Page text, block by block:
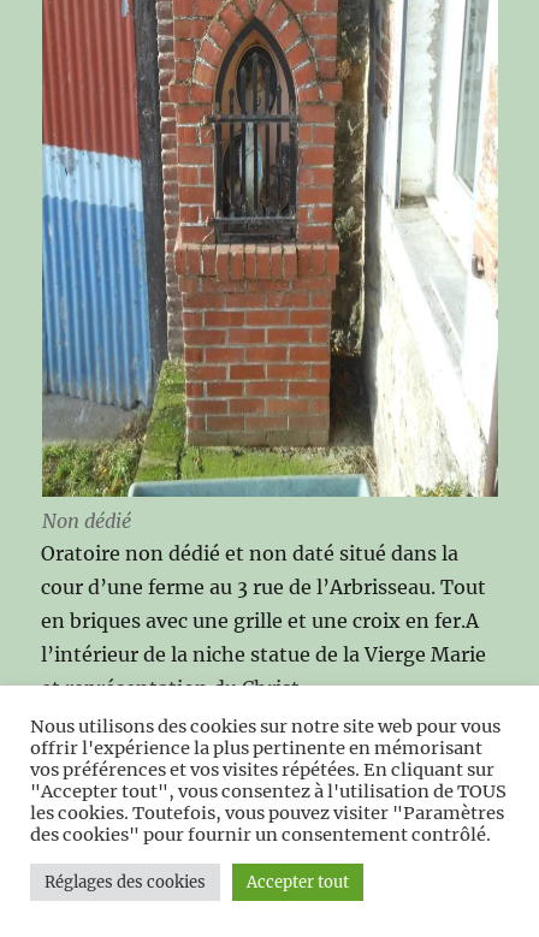
Non dédié
Oratoire non dédié et non daté situé dans la
cour d’une ferme au 3 rue de l’Arbrisseau. Tout
en briques avec une grille et une croix en fer.A
l’intérieur de la niche statue de la Vierge Marie
et représentation du Christ.
***
Le duc d’Orléans y possédait la ferme du lieu
d’Avesnes, en Hainaut signé Michaux Adrien-
Nous utilisons des cookies sur notre site web pour vous
offrir l'expérience la plus pertinente en mémorisant
vos préférences et vos visites répétées. En cliquant sur
"Accepter tout", vous consentez à l'utilisation de TOUS
les cookies. Toutefois, vous pouvez visiter "Paramètres
des cookies" pour fournir un consentement contrôlé.
Réglages des cookies Accepter tout